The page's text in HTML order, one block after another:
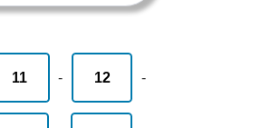
11 - 12 -